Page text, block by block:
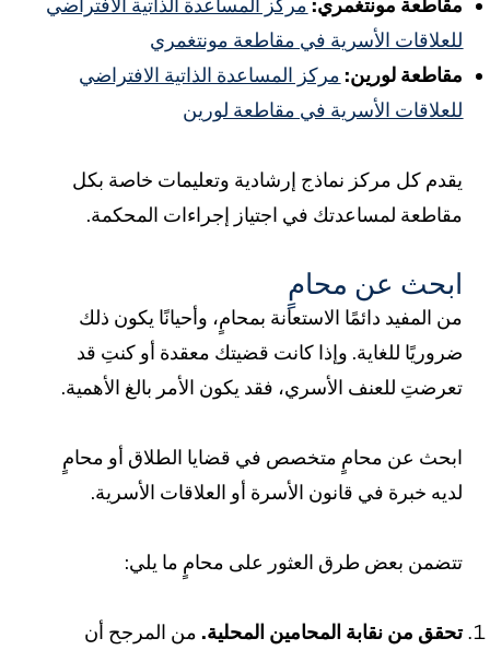
مقاطعة مونتغمري: مركز المساعدة الذاتية الافتراضي
للعلاقات الأسرية في مقاطعة مونتغمري
مقاطعة لورين: مركز المساعدة الذاتية الافتراضي
للعلاقات الأسرية في مقاطعة لورين
يقدم كل مركز نماذج إرشادية وتعليمات خاصة بكل
مقاطعة لمساعدتك في اجتياز إجراءات المحكمة.
ابحث عن محامٍ
من المفيد دائمًا الاستعانة بمحامٍ، وأحيانًا يكون ذلك
ضروريًا للغاية. وإذا كانت قضيتك معقدة أو كنتِ قد
تعرضتِ للعنف الأسري، فقد يكون الأمر بالغ الأهمية.
ابحث عن محامٍ متخصص في قضايا الطلاق أو محامٍ
لديه خبرة في قانون الأسرة أو العلاقات الأسرية.
تتضمن بعض طرق العثور على محامٍ ما يلي:
تحقق من نقابة المحامين المحلية.من المرجح أن